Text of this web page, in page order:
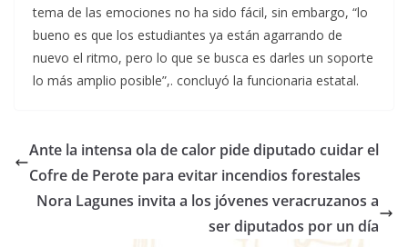
tema de las emociones no ha sido fácil, sin embargo, “lo
bueno es que los estudiantes ya están agarrando de
nuevo el ritmo, pero lo que se busca es darles un soporte
lo más amplio posible”,. concluyó la funcionaria estatal.
Ante la intensa ola de calor pide diputado cuidar el
Cofre de Perote para evitar incendios forestales
Nora Lagunes invita a los jóvenes veracruzanos a
ser diputados por un día